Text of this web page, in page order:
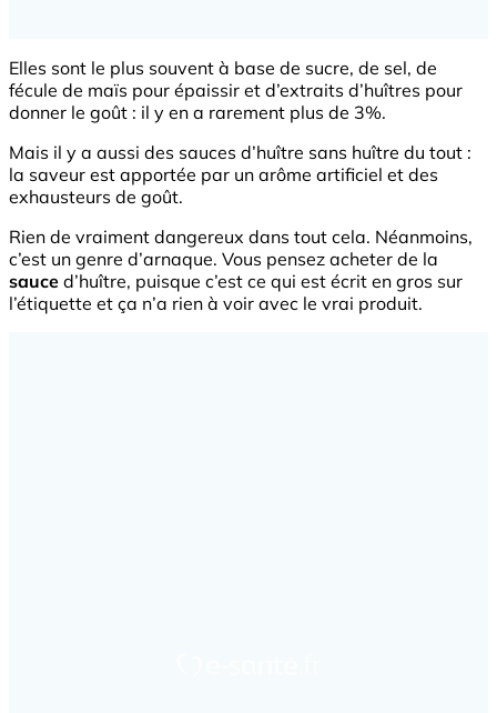
Elles sont le plus souvent à base de sucre, de sel, de
fécule de maïs pour épaissir et d’extraits d’huîtres pour
donner le goût : il y en a rarement plus de 3%.
Mais il y a aussi des sauces d’huître sans huître du tout :
la saveur est apportée par un arôme artificiel et des
exhausteurs de goût.
Rien de vraiment dangereux dans tout cela. Néanmoins,
c’est un genre d’arnaque. Vous pensez acheter de la
sauce d’huître, puisque c’est ce qui est écrit en gros sur
l’étiquette et ça n’a rien à voir avec le vrai produit.